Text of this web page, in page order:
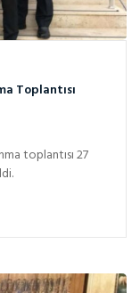
Toplantısı
toplantısı 27